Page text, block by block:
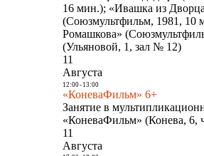
16 мин.); «Ивашка из
(Союзмультфильм, 1981, 10
Ромашкова»
(Ульяновой, 1, зал № 12)
11
Августа
12:00- 13:00
«КоневаФильм» 6+
Занятие в
«КоневаФильм» (Конева, 6,
11
Августа